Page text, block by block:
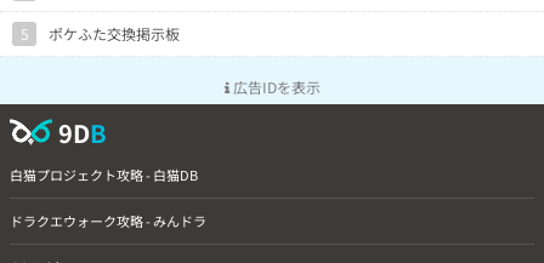
5 ポケふた交換掲示板
広告IDを表示
9DB
白猫プロジェクト攻略 - 白猫DB
ドラクエウォーク攻略 - みんドラ